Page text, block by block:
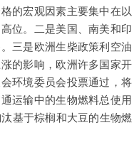
的宏观因素主要集中在以
位。二是美国、南美和印
三是欧洲生柴政策利空油
的影响，欧洲许多国家开
环境委员会投票通过，将
运输中的生物燃料总使用
基于棕榈和大豆的生物燃